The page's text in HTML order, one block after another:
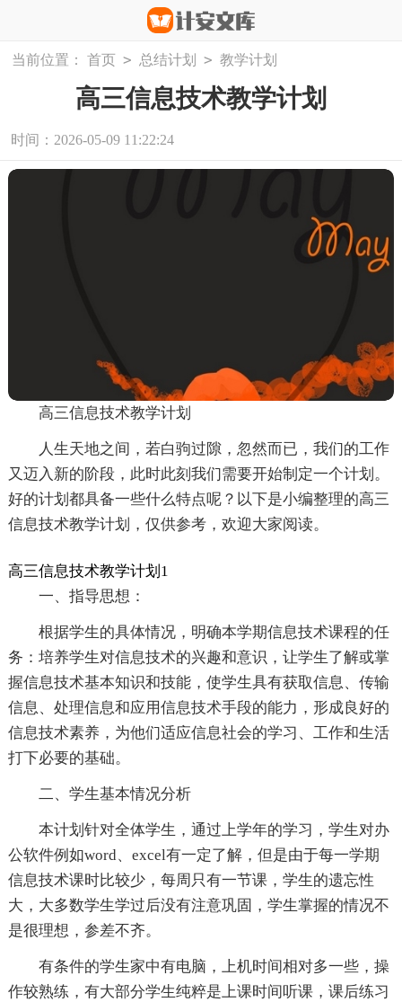
当前位置： 首页 > 总结计划 > 教学计划
高三信息技术教学计划
时间：2026-05-09 11:22:24
高三信息技术教学计划
人生天地之间，若白驹过隙，忽然而已，我们的工作
又迈入新的阶段，此时此刻我们需要开始制定一个计划。
好的计划都具备一些什么特点呢？以下是小编整理的高三
信息技术教学计划，仅供参考，欢迎大家阅读。
高三信息技术教学计划1
一、指导思想：
根据学生的具体情况，明确本学期信息技术课程的任
务：培养学生对信息技术的兴趣和意识，让学生了解或掌
握信息技术基本知识和技能，使学生具有获取信息、传输
信息、处理信息和应用信息技术手段的能力，形成良好的
信息技术素养，为他们适应信息社会的学习、工作和生活
打下必要的基础。
二、学生基本情况分析
本计划针对全体学生，通过上学年的学习，学生对办
公软件例如word、excel有一定了解，但是由于每一学期
信息技术课时比较少，每周只有一节课，学生的遗忘性
大，大多数学生学过后没有注意巩固，学生掌握的情况不
是很理想，参差不齐。
有条件的学生家中有电脑，上机时间相对多一些，操
作较熟练，有大部分学生纯粹是上课时间听课，课后练习